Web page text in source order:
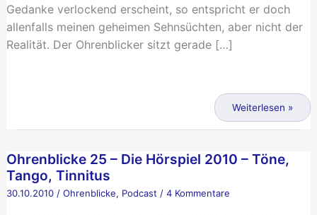
Gedanke verlockend erscheint, so entspricht er doch
allenfalls meinen geheimen Sehnsüchten, aber nicht der
Realität. Der Ohrenblicker sitzt gerade […]
da
draußen
Weiterlesen »
Ohrenblicke 25 – Die Hörspiel 2010 – Töne,
Tango, Tinnitus
30.10.2010/ Ohrenblicke, Podcast / 4 Kommentare